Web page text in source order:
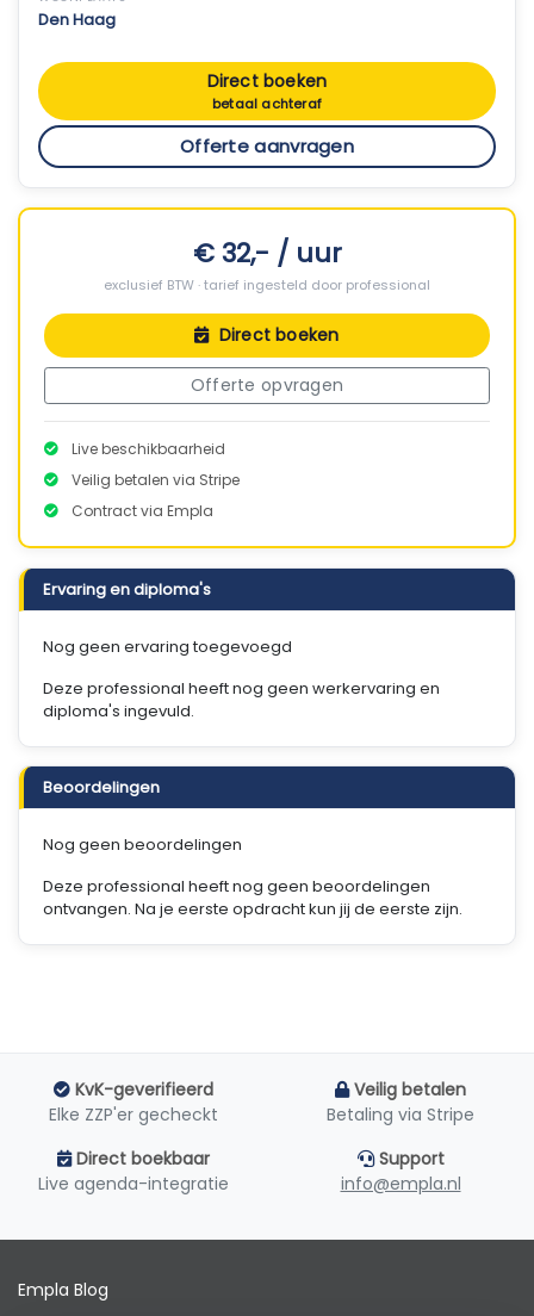
Den Haag
Direct boeken
betaal achteraf
Offerte aanvragen
€ 32,- / uur
exclusief BTW · tarief ingesteld door professional
Direct boeken
Offerte opvragen
Live beschikbaarheid
Veilig betalen via Stripe
Contract via Empla
Ervaring en diploma's
Nog geen ervaring toegevoegd
Deze professional heeft nog geen werkervaring en
diploma's ingevuld.
Beoordelingen
Nog geen beoordelingen
Deze professional heeft nog geen beoordelingen
ontvangen. Na je eerste opdracht kun jij de eerste zijn.
KvK-geverifieerd
Elke ZZP'er gecheckt
Veilig betalen
Betaling via Stripe
Direct boekbaar
Live agenda-integratie
Support
info@empla.nl
Empla Blog